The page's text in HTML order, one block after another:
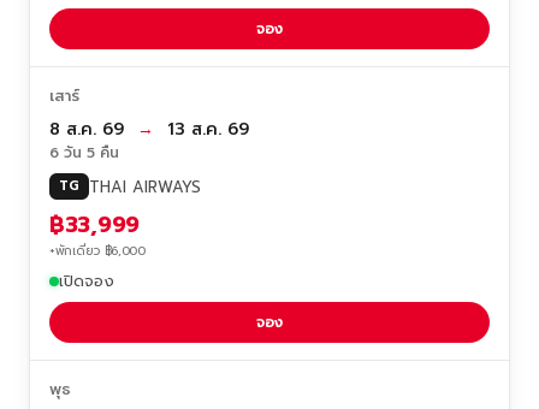
จอง
เสาร์
8 ส.ค. 69 → 13 ส.ค. 69
6 วัน 5 คืน
TG THAI AIRWAYS
฿33,999
+พักเดี่ยว ฿6,000
เปิดจอง
จอง
พุธ